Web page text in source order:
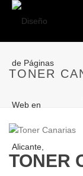
TONER
TONER